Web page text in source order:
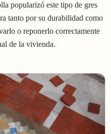
popularizó este tipo de gres
tanto por su durabilidad como
o reponerlo correctamente
de la vivienda.